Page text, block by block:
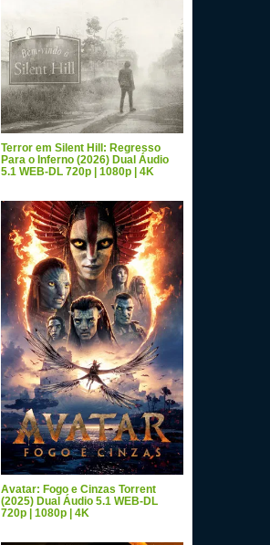
Terror em Silent Hill: Regresso
Para o Inferno (2026) Dual Áudio
5.1 WEB-DL 720p | 1080p | 4K
Avatar: Fogo e Cinzas Torrent
(2025) Dual Áudio 5.1 WEB-DL
720p | 1080p | 4K